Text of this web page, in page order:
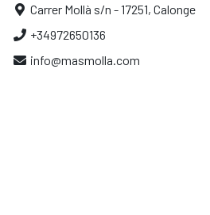
Carrer Mollà s/n - 17251, Calonge
+34972650136
info@masmolla.com